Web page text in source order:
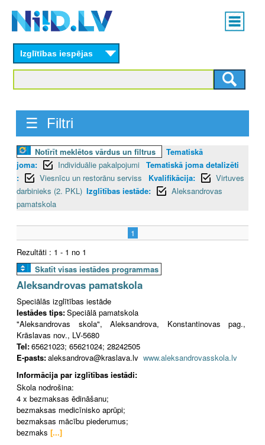
content
Main
menu
Izglītības iespējas
☰ Filtri
Notīrīt meklētos vārdus un filtrus
Tematiskā
joma:
Individuālie pakalpojumi
Tematiskā joma detalizēti
:
Viesnīcu un restorānu serviss Kvalifikācija:
Virtuves
darbinieks (2. PKL) Izglītības iestāde:
Aleksandrovas
pamatskola
1
Rezultāti : 1 - 1 no 1
Skatīt visas iestādes programmas
Aleksandrovas pamatskola
Speciālās izglītības iestāde
Iestādes tips:Speciālā pamatskola
"Aleksandrovas skola", Aleksandrova, Konstantinovas pag.,
Krāslavas nov., LV-5680
Tel:65621023; 65621024; 28242505
E-pasts:aleksandrova@kraslava.lv www.aleksandrovasskola.lv
Informācija par izglītības iestādi:
Skola nodrošina:
4 x bezmaksas ēdināšanu;
bezmaksas medicīnisko aprūpi;
bezmaksas mācību piederumus;
bezmaks [...]